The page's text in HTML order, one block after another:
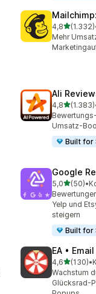
4,8von 5
(1.332)
1332
Mehr
Ali
4,8von 5
(1.383)
1383
Umsatz-
Built for
Google
5,0von 5
(50)
50 •
Yelp und
steigern
Built for
EA •
4,6von 5
(130)
130 •
Wachstum
Glücksrad-